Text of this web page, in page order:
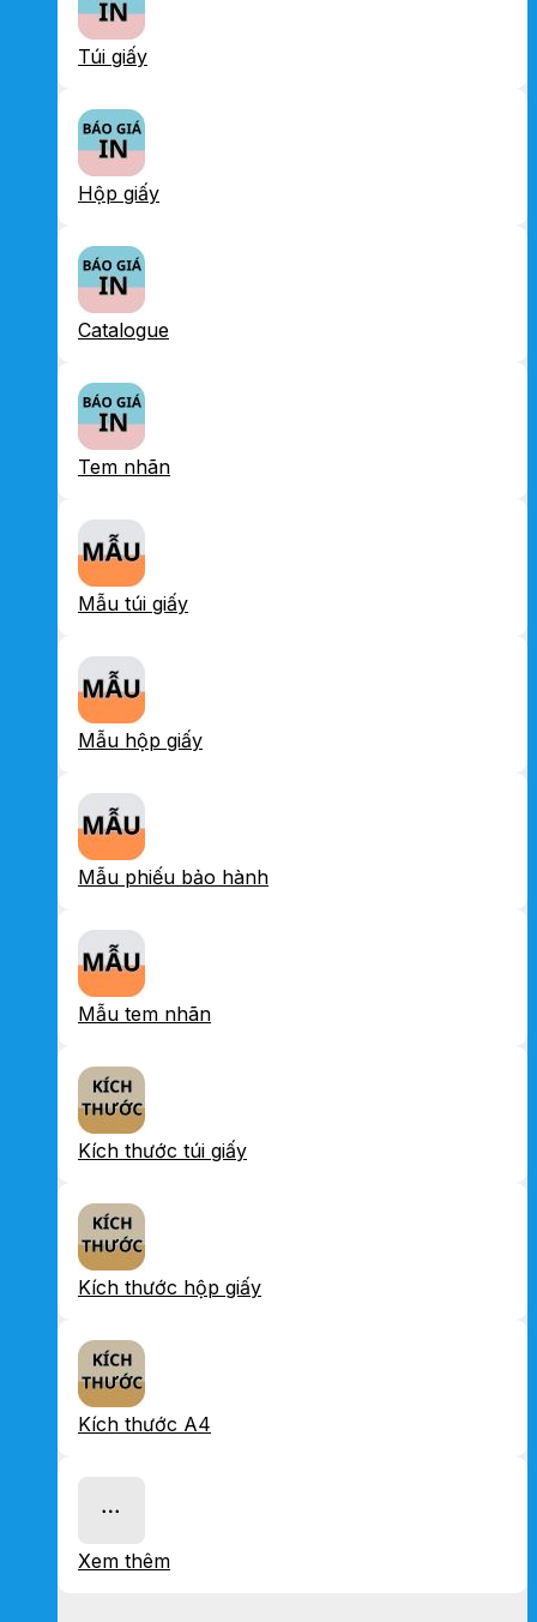
Túi giấy
Hộp giấy
Catalogue
Tem nhãn
Mẫu túi giấy
Mẫu hộp giấy
Mẫu phiếu bảo hành
Mẫu tem nhãn
Kích thước túi giấy
Kích thước hộp giấy
Kích thước A4
Xem thêm